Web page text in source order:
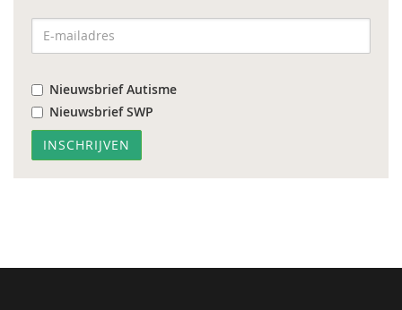
Nieuwsbrief Autisme
Nieuwsbrief SWP